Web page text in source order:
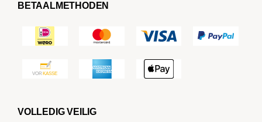
BETAALMETHODEN
VOLLEDIG VEILIG